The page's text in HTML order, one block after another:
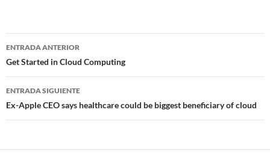
Navegador
de
entradas
ENTRADA ANTERIOR
Get Started in Cloud Computing
ENTRADA SIGUIENTE
Ex-Apple CEO says healthcare could be biggest beneficiary of cloud